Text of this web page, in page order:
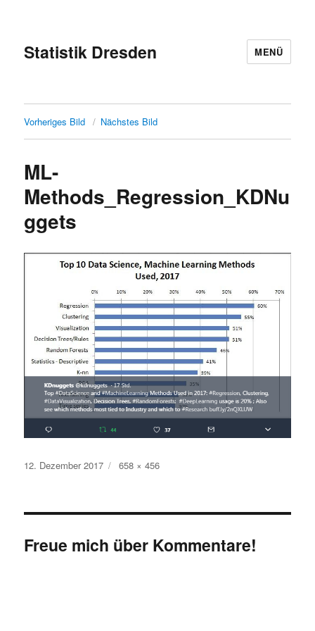
Statistik Dresden MENÜ
Vorheriges Bild Nächstes Bild
ML-
Methods_Regression_KDNu
ggets
Veröffentlicht
12. Dezember 2017 Originalgröße
658 × 456
Freue mich über Kommentare!